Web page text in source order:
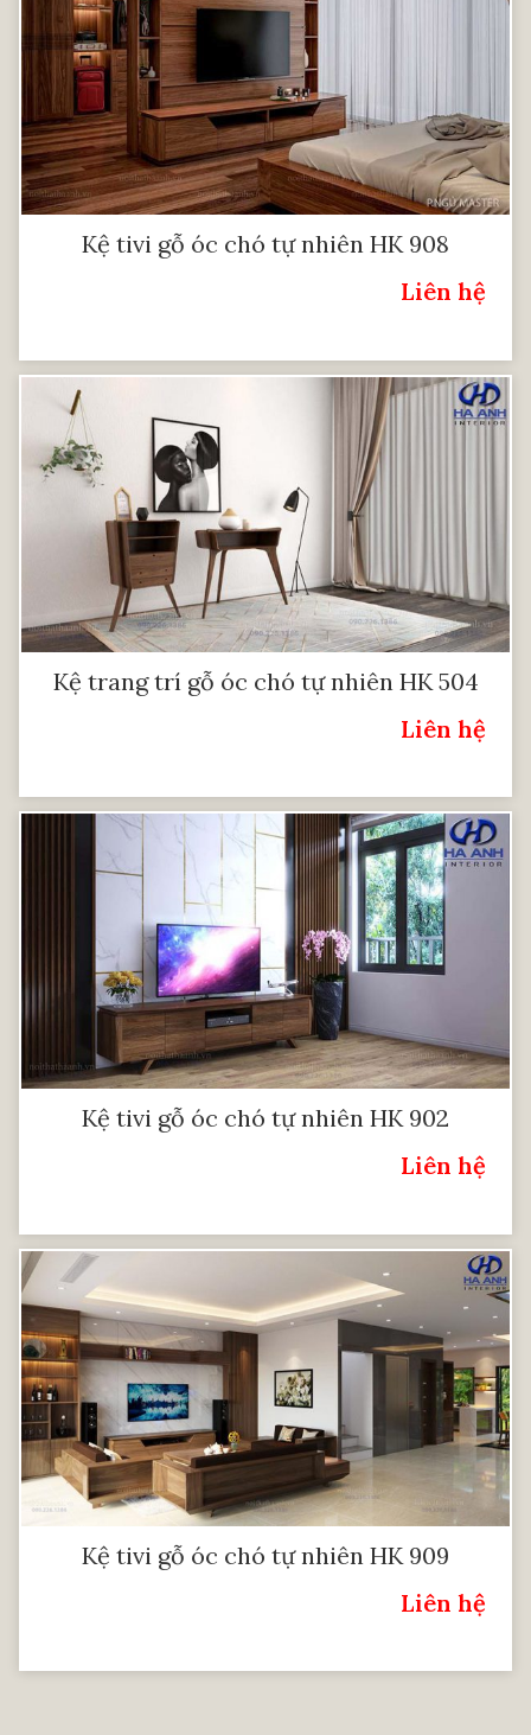
Kệ tivi gỗ óc chó tự nhiên HK 908
Liên hệ
Kệ trang trí gỗ óc chó tự nhiên HK 504
Liên hệ
Kệ tivi gỗ óc chó tự nhiên HK 902
Liên hệ
Kệ tivi gỗ óc chó tự nhiên HK 909
Liên hệ